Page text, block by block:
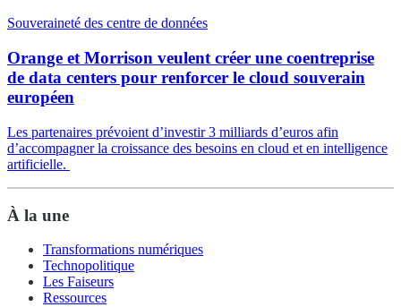
Souveraineté des centre de données
Orange et Morrison veulent créer une coentreprise
de data centers pour renforcer le cloud souverain
européen
Les partenaires prévoient d’investir 3 milliards d’euros afin
d’accompagner la croissance des besoins en cloud et en intelligence
artificielle.
À la une
Transformations numériques
Technopolitique
Les Faiseurs
Ressources